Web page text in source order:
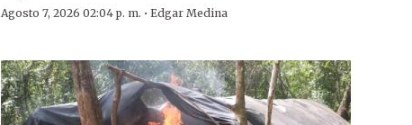
Agosto 7, 2026 02:04 p. m. · Edgar Medina